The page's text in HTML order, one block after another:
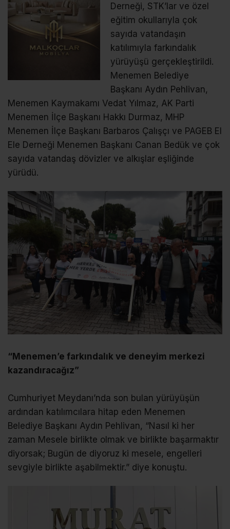
Derneği, STK’lar ve özel
eğitim okullarıyla çok
sayıda vatandaşın
katılımıyla farkındalık
yürüyüşü gerçekleştirildi.
Menemen Belediye
Başkanı Aydın Pehlivan,
Menemen Kaymakamı Vedat Yılmaz, AK Parti
Menemen İlçe Başkanı Hakkı Durmaz, MHP
Menemen İlçe Başkanı Barbaros Çalışçı ve PAGEB El
Ele Derneği Menemen Başkanı Canan Bedük ve çok
sayıda vatandaş dövizler ve alkışlar eşliğinde
yürüdü.
“Menemen’e farkındalık ve deneyim merkezi
kazandıracağız”
Cumhuriyet Meydanı’nda son bulan yürüyüşün
ardından katılımcılara hitap eden Menemen
Belediye Başkanı Aydın Pehlivan, “Nasıl ki her
zaman Mesele birlikte olmak ve birlikte başarmaktır
diyorsak; Bugün de diyoruz ki mesele, engelleri
sevgiyle birlikte aşabilmektir.” diye konuştu.